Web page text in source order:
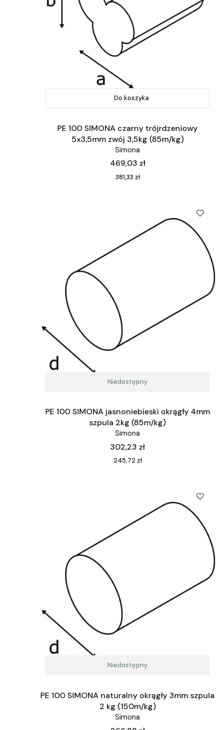
Do koszyka
PE 100 SIMONA czarny trójrdzeniowy
5x3,5mm zwój 3,5kg (85m/kg)
Simona
Cena
469,03 zł
Cena
381,33 zł
Niedostępny
PE 100 SIMONA jasnoniebieski okrągły 4mm
szpula 2kg (85m/kg)
Simona
Cena
302,23 zł
Cena
245,72 zł
Niedostępny
PE 100 SIMONA naturalny okrągły 3mm szpula
2 kg (150m/kg)
Simona